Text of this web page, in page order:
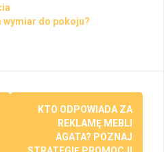
wymiar do pokoju?
KTO ODPOWIADA ZA
REKLAMĘ MEBLI
AGATA? POZNAJ